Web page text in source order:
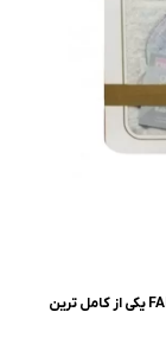
سرويس حوله پنج تيکه رزبرن فيل آبى FAMILY LOVE-BOY یکی از کامل ترین